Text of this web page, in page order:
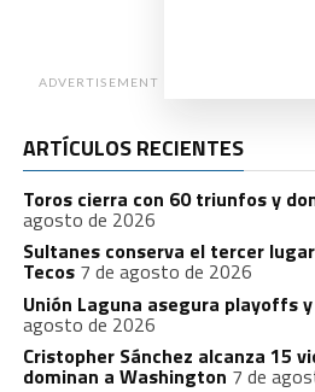
ADVERTISEMENT
ARTÍCULOS RECIENTES
Toros cierra con 60 triunfos y
agosto de 2026
Sultanes conserva el tercer
Tecos 7 de agosto de 2026
Unión Laguna asegura playoffs
agosto de 2026
Cristopher Sánchez alcanza 15
dominan a Washington 7 de